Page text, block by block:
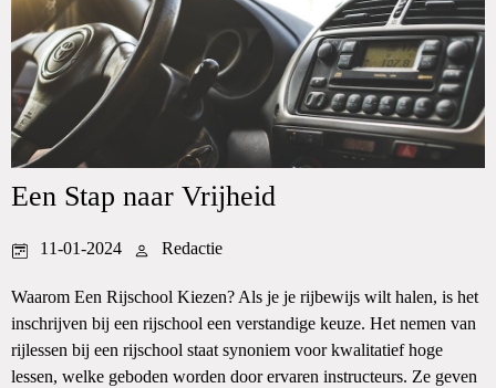
Een Stap naar Vrijheid
11-01-2024 Redactie
Waarom Een Rijschool Kiezen? Als je je rijbewijs wilt halen, is het
inschrijven bij een rijschool een verstandige keuze. Het nemen van
rijlessen bij een rijschool staat synoniem voor kwalitatief hoge
lessen, welke geboden worden door ervaren instructeurs. Ze geven